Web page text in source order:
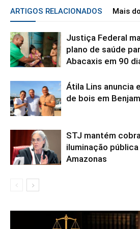
ARTIGOS RELACIONADOS Mais
Justiça Federal
plano de saúde
Abacaxis em 90
Átila Lins anuncia
de bois em
STJ mantém
iluminação
Amazonas